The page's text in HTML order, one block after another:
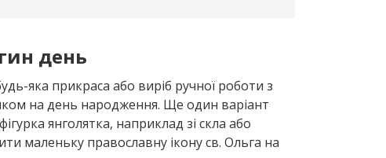
день
яка прикраса або виріб ручної роботи з
на день народження. Ще один варіант
янголятка, наприклад зі скла або
маленьку православну ікону св. Ольга на